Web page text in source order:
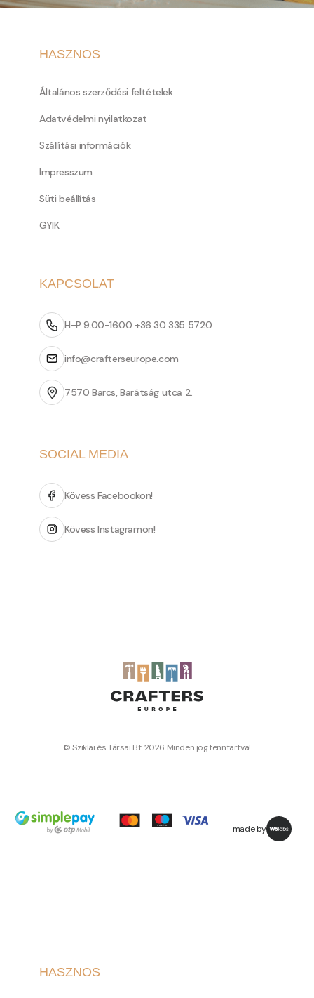
HASZNOS
Általános szerződési feltételek
Adatvédelmi nyilatkozat
Szállítási információk
Impresszum
Süti beállítás
GYIK
KAPCSOLAT
H-P 9.00-16.00 +36 30 335 5720
info@crafterseurope.com
7570 Barcs, Barátság utca 2.
SOCIAL MEDIA
Kövess Facebookon!
Kövess Instagramon!
© Sziklai és Társai Bt. 2026 Minden jog fenntartva!
made by
HASZNOS